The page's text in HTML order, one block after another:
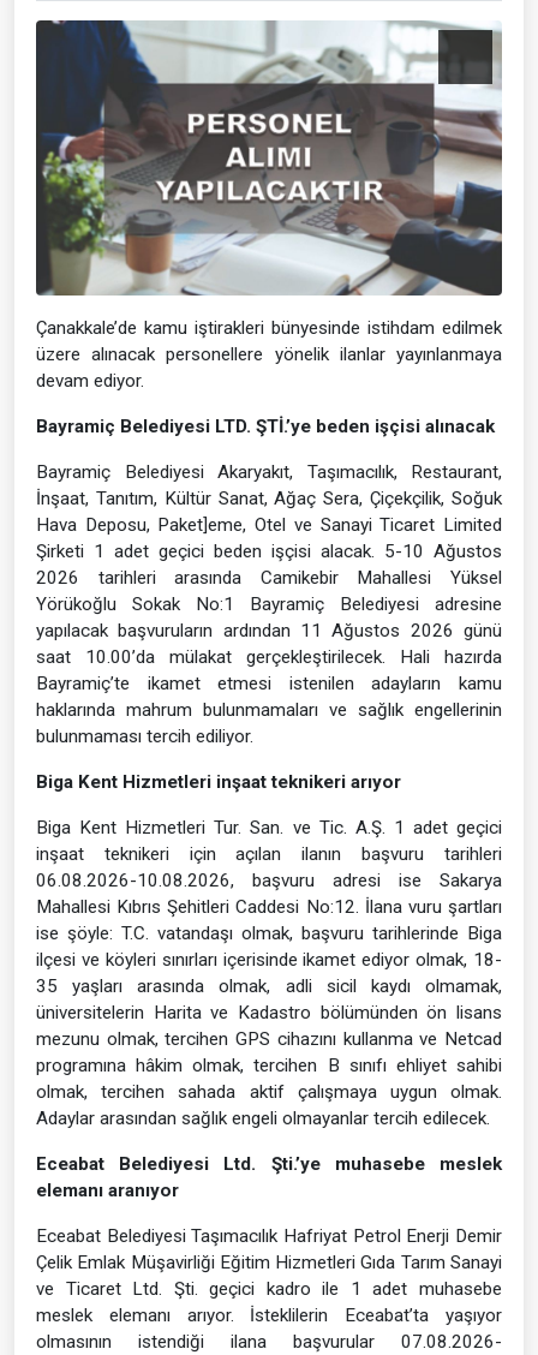
Çanakkale’de kamu iştirakleri bünyesinde istihdam edilmek
üzere alınacak personellere yönelik ilanlar yayınlanmaya
devam ediyor.
Bayramiç Belediyesi LTD. ŞTİ.’ye beden işçisi alınacak
Bayramiç Belediyesi Akaryakıt, Taşımacılık, Restaurant,
İnşaat, Tanıtım, Kültür Sanat, Ağaç Sera, Çiçekçilik, Soğuk
Hava Deposu, Paket]eme, Otel ve Sanayi Ticaret Limited
Şirketi 1 adet geçici beden işçisi alacak. 5-10 Ağustos
2026 tarihleri arasında Camikebir Mahallesi Yüksel
Yörükoğlu Sokak No:1 Bayramiç Belediyesi adresine
yapılacak başvuruların ardından 11 Ağustos 2026 günü
saat 10.00’da mülakat gerçekleştirilecek. Hali hazırda
Bayramiç’te ikamet etmesi istenilen adayların kamu
haklarında mahrum bulunmamaları ve sağlık engellerinin
bulunmaması tercih ediliyor.
Biga Kent Hizmetleri inşaat teknikeri arıyor
Biga Kent Hizmetleri Tur. San. ve Tic. A.Ş. 1 adet geçici
inşaat teknikeri için açılan ilanın başvuru tarihleri
06.08.2026-10.08.2026, başvuru adresi ise Sakarya
Mahallesi Kıbrıs Şehitleri Caddesi No:12. İlana vuru şartları
ise şöyle: T.C. vatandaşı olmak, başvuru tarihlerinde Biga
ilçesi ve köyleri sınırları içerisinde ikamet ediyor olmak, 18-
35 yaşları arasında olmak, adli sicil kaydı olmamak,
üniversitelerin Harita ve Kadastro bölümünden ön lisans
mezunu olmak, tercihen GPS cihazını kullanma ve Netcad
programına hâkim olmak, tercihen B sınıfı ehliyet sahibi
olmak, tercihen sahada aktif çalışmaya uygun olmak.
Adaylar arasından sağlık engeli olmayanlar tercih edilecek.
Eceabat Belediyesi Ltd. Şti.’ye muhasebe meslek
elemanı aranıyor
Eceabat Belediyesi Taşımacılık Hafriyat Petrol Enerji Demir
Çelik Emlak Müşavirliği Eğitim Hizmetleri Gıda Tarım Sanayi
ve Ticaret Ltd. Şti. geçici kadro ile 1 adet muhasebe
meslek elemanı arıyor. İsteklilerin Eceabat’ta yaşıyor
olmasının istendiği ilana başvurular 07.08.2026-